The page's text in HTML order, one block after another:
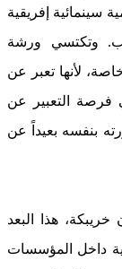
إفريقية
وتكتسي ورشة
لأنها تعبر عن
فرصة التعبير عن
بنفسه بعيداً عن
هذا البعد
داخل المؤسسات